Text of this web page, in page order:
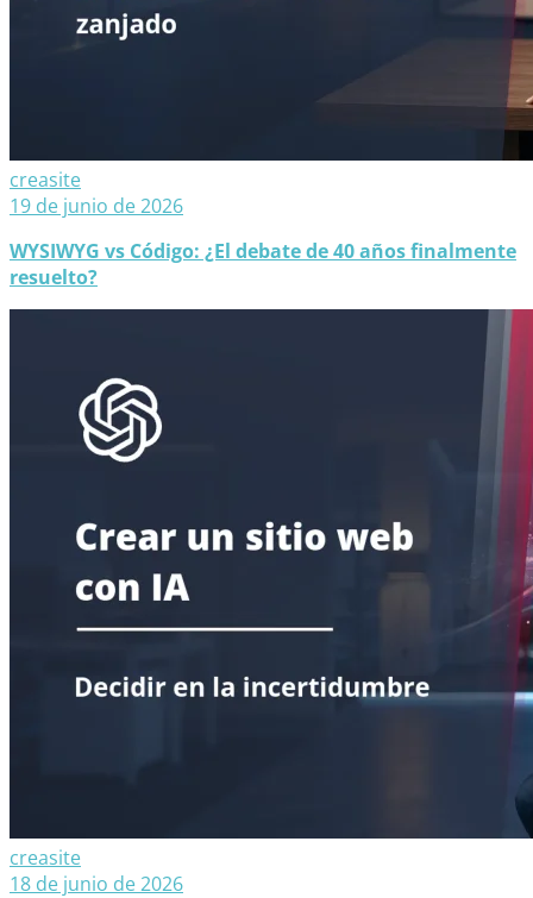
creasite
19 de junio de 2026
WYSIWYG vs Código: ¿El debate de 40 años finalmente
resuelto?
creasite
18 de junio de 2026